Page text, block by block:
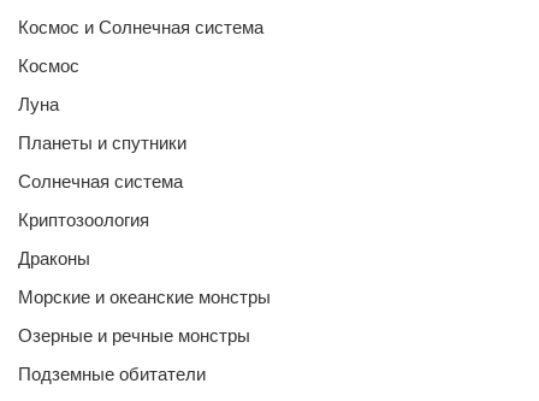
Космос и Солнечная система
Космос
Луна
Планеты и спутники
Солнечная система
Криптозоология
Драконы
Морские и океанские монстры
Озерные и речные монстры
Подземные обитатели